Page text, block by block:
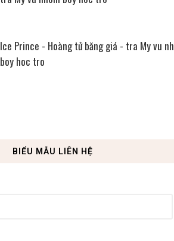
Ice Prince - Hoàng tử băng giá - tra My vu
boy hoc tro
BIỂU MẪU LIÊN HỆ